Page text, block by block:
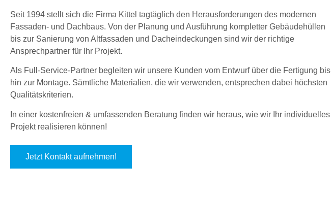
Seit 1994 stellt sich die Firma Kittel tagtäglich den Herausforderungen des modernen
Fassaden- und Dachbaus. Von der Planung und Ausführung kompletter Gebäudehüllen
bis zur Sanierung von Altfassaden und Dacheindeckungen sind wir der richtige
Ansprechpartner für Ihr Projekt.
Als Full-Service-Partner begleiten wir unsere Kunden vom Entwurf über die Fertigung bis
hin zur Montage. Sämtliche Materialien, die wir verwenden, entsprechen dabei höchsten
Qualitätskriterien.
In einer kostenfreien & umfassenden Beratung finden wir heraus, wie wir Ihr individuelles
Projekt realisieren können!
Jetzt Kontakt aufnehmen!